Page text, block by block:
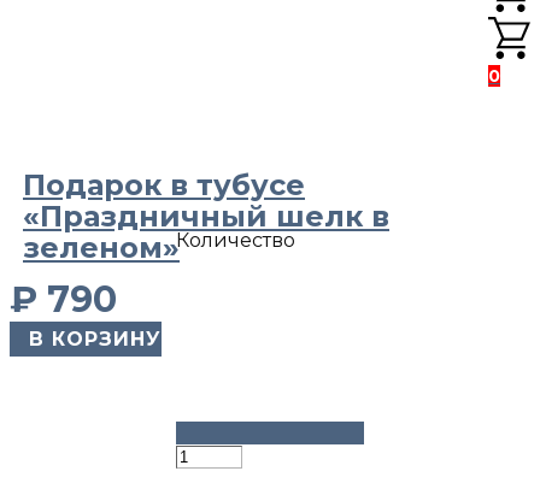
0
Подарок в тубусе
«Праздничный шелк в
зеленом»
₽ 790
​ В КОРЗИНУ
Количество